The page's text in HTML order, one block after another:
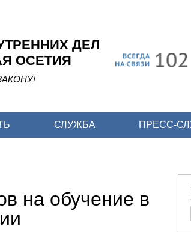
основному
содержанию
ДЕЛ
ОСЕТИЯ
СЛУЖБА ПРЕСС-
на обучение в